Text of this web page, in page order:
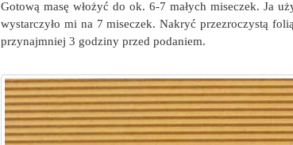
Gotową masę włożyć do ok. 6-7 małych miseczek. Ja
wystarczyło mi na 7 miseczek. Nakryć przezroczystą
przynajmniej 3 godziny przed podaniem.